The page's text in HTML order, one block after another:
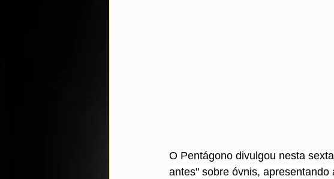
O Pentágono divulgou nesta
antes" sobre óvnis,